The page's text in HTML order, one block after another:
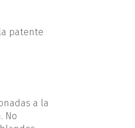
patente
a la
No